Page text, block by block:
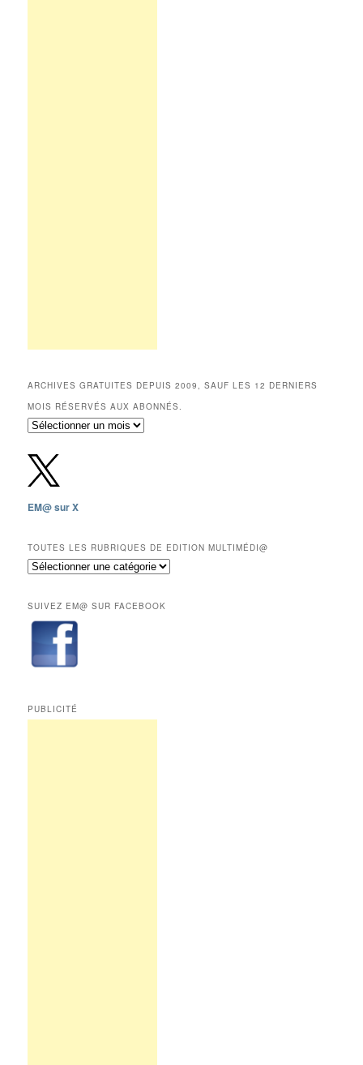
ARCHIVES GRATUITES DEPUIS 2009, SAUF LES 12 DERNIERS
MOIS RÉSERVÉS AUX ABONNÉS.
Archives
depuis
2009,
sauf
les
mois
réservés
aux
EM@ sur X
TOUTES LES RUBRIQUES DE EDITION MULTIMÉDI@
Toutes
de
Edition
Multimédi@
SUIVEZ EM@ SUR FACEBOOK
PUBLICITÉ